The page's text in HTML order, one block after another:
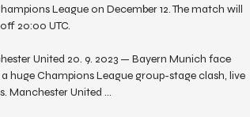
League on December 12. The match will
20:00 UTC.
United 20. 9. 2023 — Bayern Munich face
huge Champions League group-stage clash, live
Manchester United ...